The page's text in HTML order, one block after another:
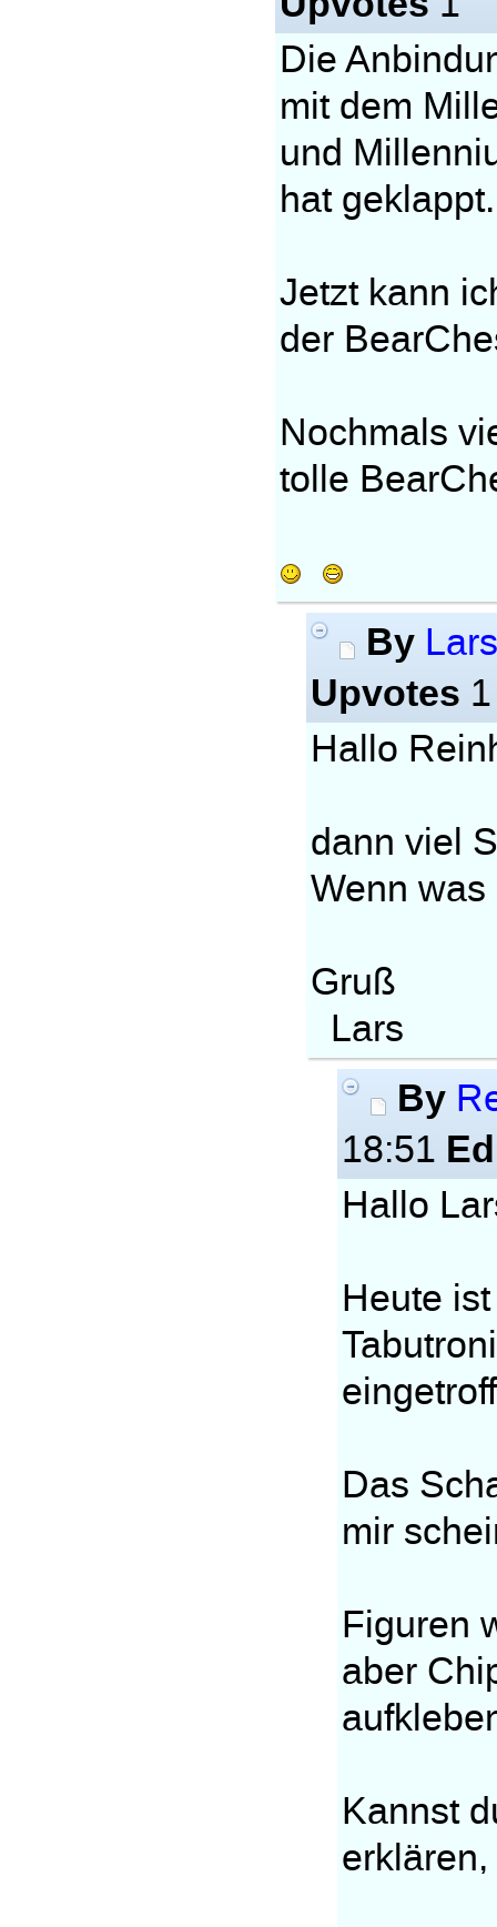
Die
mit dem
und
hat
Jetzt kann
der
Nochmals
tolle
By
Upvotes 1
Hallo
dann viel
Wenn
Gruß
Lars
By
18:51
Hallo
Heute
Das
mir
Figuren
aber
Kannst